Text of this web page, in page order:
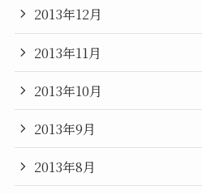
2013年12月
2013年11月
2013年10月
2013年9月
2013年8月